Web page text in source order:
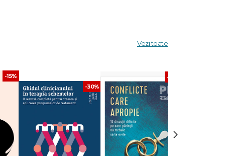
Vezi toate
-15%
-30%
-30%
›